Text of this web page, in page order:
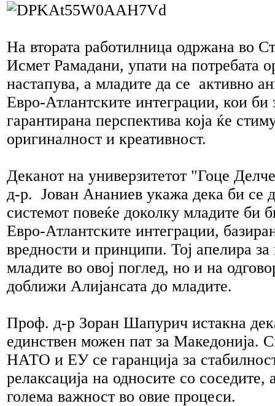
На втората работилница одржана во
Исмет Рамадани, упати на потребата
настапува, а младите да се активно
Евро-Атлантските интеграции, кои би
гарантирана перспектива која ќе
оригиналност и креативност.
Деканот на универзитетот "Гоце
д-р. Јован Ананиев укажа дека би се
системот повеќе доколку младите би
Евро-Атлантските интеграции,
вредности и принципи. Тој апелира за
младите во овој поглед, но и на
доближи Алијансата до младите.
Проф. д-р Зоран Шапурич истакна
единствен можен пат за Македонија.
НАТО и ЕУ се гаранција за
релаксација на односите со соседите,
голема важност во овие процеси.